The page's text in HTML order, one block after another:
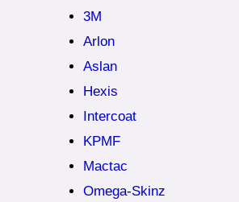
3M
Arlon
Aslan
Hexis
Intercoat
KPMF
Mactac
Omega-Skinz